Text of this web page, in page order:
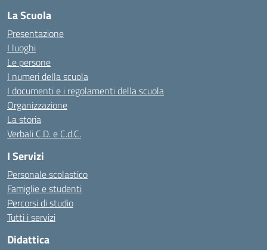
La Scuola
Presentazione
I luoghi
Le persone
I numeri della scuola
I documenti e i regolamenti della scuola
Organizzazione
La storia
Verbali C.D. e C.d.C.
I Servizi
Personale scolastico
Famiglie e studenti
Percorsi di studio
Tutti i servizi
Didattica